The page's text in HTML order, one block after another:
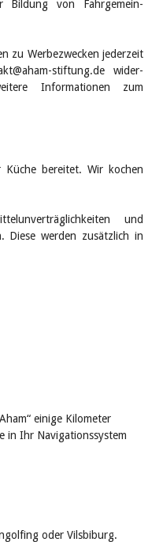
Bildung von Fahr­gemein­
zu Werbe­zwecken jederzeit
stiftung.de wider­
Informationen zum
bereitet. Wir kochen
und
Diese werden zusätzlich in
einige Kilometer
in Ihr Navigationssystem
oder Vilsbiburg.